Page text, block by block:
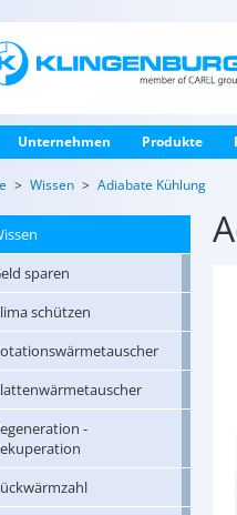
Unternehmen Produkte
Wissen Adiabate Kühlung
sparen
schützen
-